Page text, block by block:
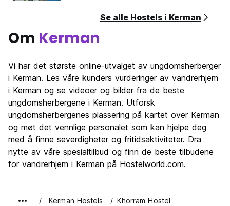
Se alle Hostels i Kerman
Om Kerman
Vi har det største online-utvalget av ungdomsherberger
i Kerman. Les våre kunders vurderinger av vandrerhjem
i Kerman og se videoer og bilder fra de beste
ungdomsherbergene i Kerman. Utforsk
ungdomsherbergenes plassering på kartet over Kerman
og møt det vennlige personalet som kan hjelpe deg
med å finne severdigheter og fritidsaktiviteter. Dra
nytte av våre spesialtilbud og finn de beste tilbudene
for vandrerhjem i Kerman på Hostelworld.com.
Kerman Hostels Khorram Hostel